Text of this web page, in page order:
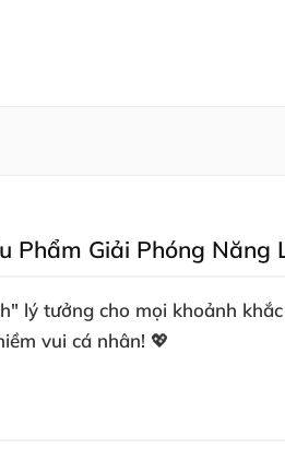
Giải Phóng Năng
lý tưởng cho mọi khoảnh
vui cá nhân! 💖